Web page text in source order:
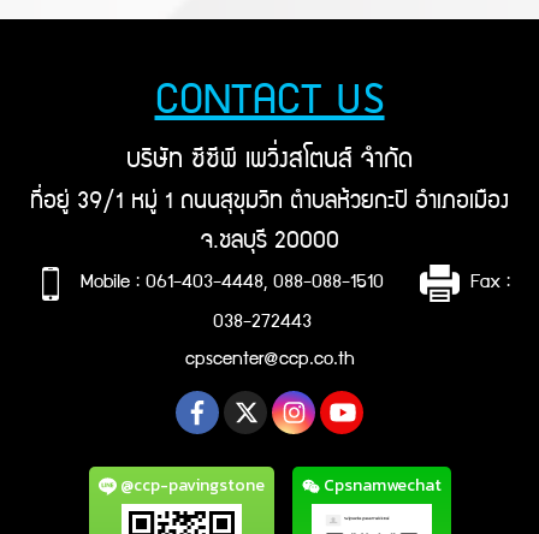
CONTACT US
บริษัท ซีซีพี เพวิ่งสโตนส์ จำกัด
ที่อยู่ 39/1 หมู่ 1 ถนนสุขุมวิท ตำบลห้วยกะปิ อำเภอเมือง
จ.ชลบุรี 20000
Mobile : 061-403-4448, 088-088-1510 Fax :
038-272443
cpscenter@ccp.co.th
@ccp-pavingstone Cpsnamwechat